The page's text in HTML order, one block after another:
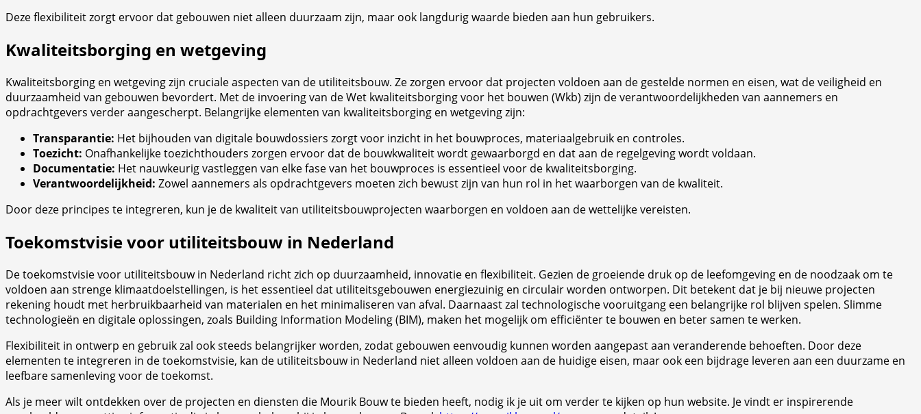
Deze flexibiliteit zorgt ervoor dat gebouwen niet alleen duurzaam zijn, maar ook langdurig waarde bieden aan hun gebruikers.
Kwaliteitsborging en wetgeving
Kwaliteitsborging en wetgeving zijn cruciale aspecten van de utiliteitsbouw. Ze zorgen ervoor dat projecten voldoen aan de gestelde normen en eisen, wat de veiligheid en
duurzaamheid van gebouwen bevordert. Met de invoering van de Wet kwaliteitsborging voor het bouwen (Wkb) zijn de verantwoordelijkheden van aannemers en
opdrachtgevers verder aangescherpt. Belangrijke elementen van kwaliteitsborging en wetgeving zijn:
Transparantie: Het bijhouden van digitale bouwdossiers zorgt voor inzicht in het bouwproces, materiaalgebruik en controles.
Toezicht: Onafhankelijke toezichthouders zorgen ervoor dat de bouwkwaliteit wordt gewaarborgd en dat aan de regelgeving wordt voldaan.
Documentatie: Het nauwkeurig vastleggen van elke fase van het bouwproces is essentieel voor de kwaliteitsborging.
Verantwoordelijkheid: Zowel aannemers als opdrachtgevers moeten zich bewust zijn van hun rol in het waarborgen van de kwaliteit.
Door deze principes te integreren, kun je de kwaliteit van utiliteitsbouwprojecten waarborgen en voldoen aan de wettelijke vereisten.
Toekomstvisie voor utiliteitsbouw in Nederland
De toekomstvisie voor utiliteitsbouw in Nederland richt zich op duurzaamheid, innovatie en flexibiliteit. Gezien de groeiende druk op de leefomgeving en de noodzaak om te
voldoen aan strenge klimaatdoelstellingen, is het essentieel dat utiliteitsgebouwen energiezuinig en circulair worden ontworpen. Dit betekent dat je bij nieuwe projecten
rekening houdt met herbruikbaarheid van materialen en het minimaliseren van afval. Daarnaast zal technologische vooruitgang een belangrijke rol blijven spelen. Slimme
technologieën en digitale oplossingen, zoals Building Information Modeling (BIM), maken het mogelijk om efficiënter te bouwen en beter samen te werken.
Flexibiliteit in ontwerp en gebruik zal ook steeds belangrijker worden, zodat gebouwen eenvoudig kunnen worden aangepast aan veranderende behoeften. Door deze
elementen te integreren in de toekomstvisie, kan de utiliteitsbouw in Nederland niet alleen voldoen aan de huidige eisen, maar ook een bijdrage leveren aan een duurzame en
leefbare samenleving voor de toekomst.
Als je meer wilt ontdekken over de projecten en diensten die Mourik Bouw te bieden heeft, nodig ik je uit om verder te kijken op hun website. Je vindt er inspirerende